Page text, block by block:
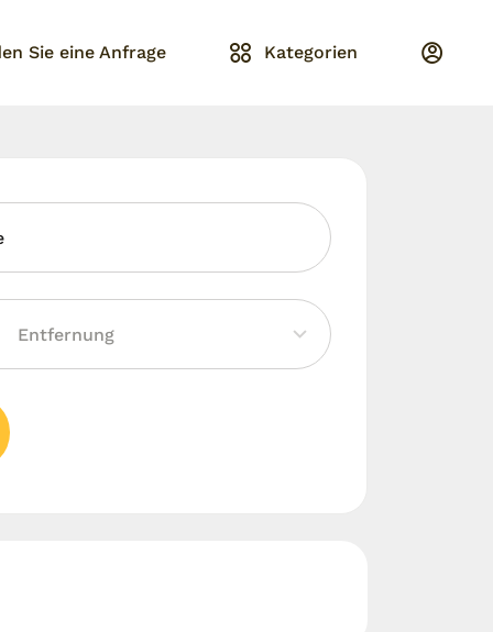
Sie eine Anfrage Kategorien